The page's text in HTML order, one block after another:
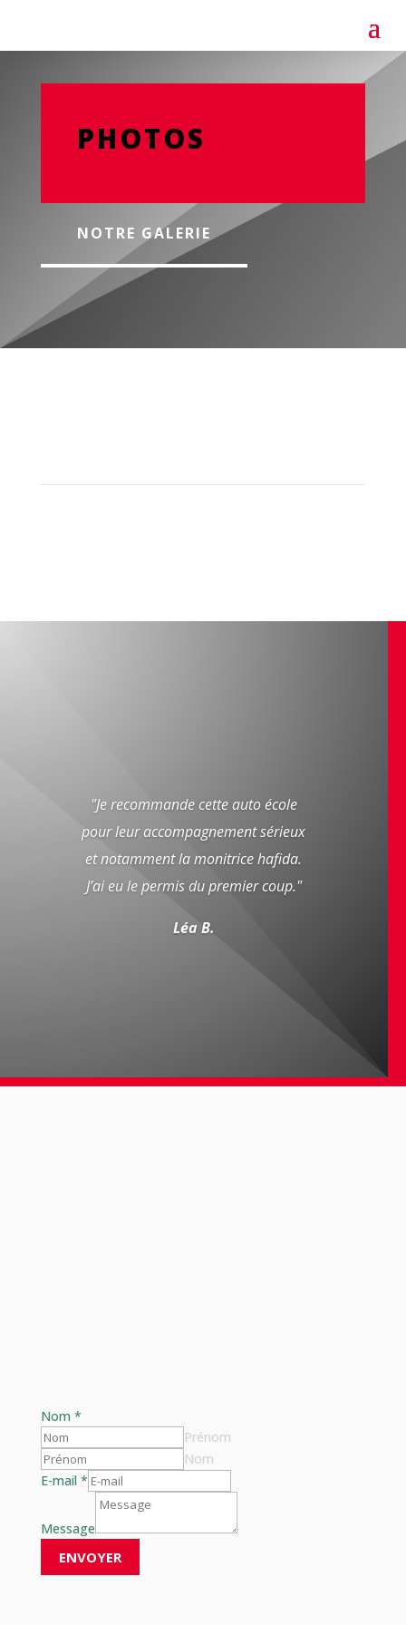
PHOTOS
NOTRE GALERIE
"Je recommande cette auto école
pour leur accompagnement sérieux
et notamment la monitrice hafida.
J’ai eu le permis du premier coup."
Léa B.
Nom *
Prénom
Nom
E-mail *
mail
Nom
Message
Message
ENVOYER